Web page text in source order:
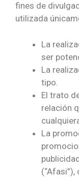
fines de
utilizada
La
ser
La
tipo.
El trato
relación
La